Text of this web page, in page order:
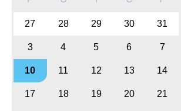
27 28 29 30 31
3 4 5 6 7
10 11 12 13 14
17 18 19 20 21